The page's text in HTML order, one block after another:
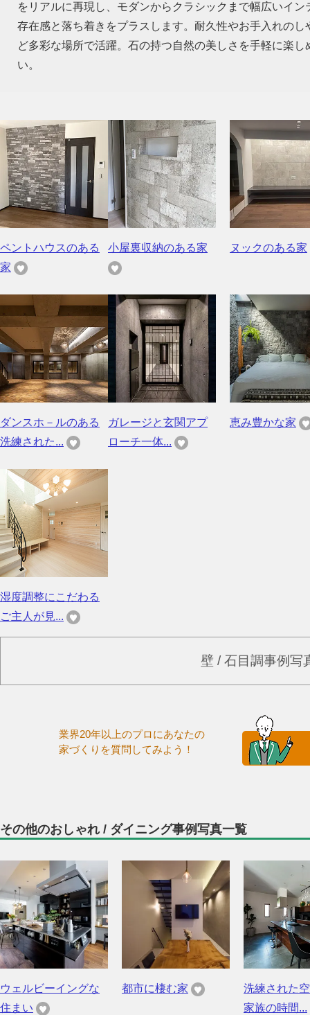
をリアルに再現し、モダンからクラシックまで幅広いイ
存在感と落ち着きをプラスします。耐久性やお手入れの
ど多彩な場所で活躍。石の持つ自然の美しさを手軽に楽
い。
ペントハウスのある
家
小屋裏収納のある家 ヌックのある家
ダンスホ－ルのある
洗練された...
ガレージと玄関アプ
ローチ一体...
恵み豊かな家
湿度調整にこだわる
ご主人が見...
壁 / 石目調事例写
業界20年以上のプロにあなたの
家づくりを質問してみよう！
その他のおしゃれ / ダイニング事例写真一覧
ウェルビーイングな
住まい
都市に棲む家
洗練された
家族の時間...